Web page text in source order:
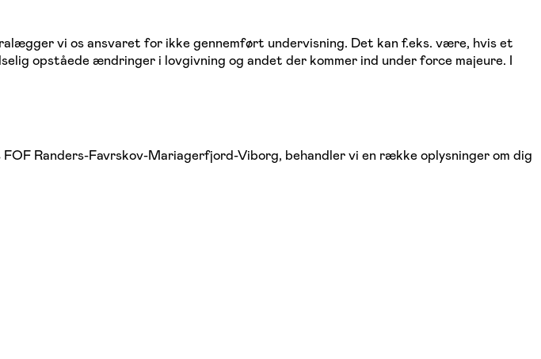
vi os ansvaret for ikke gennemført undervisning. Det kan f.eks. være, hvis et
opståede ændringer i lovgivning og andet der kommer ind under force majeure. I
Randers-Favrskov-Mariagerfjord-Viborg, behandler vi en række oplysninger om dig